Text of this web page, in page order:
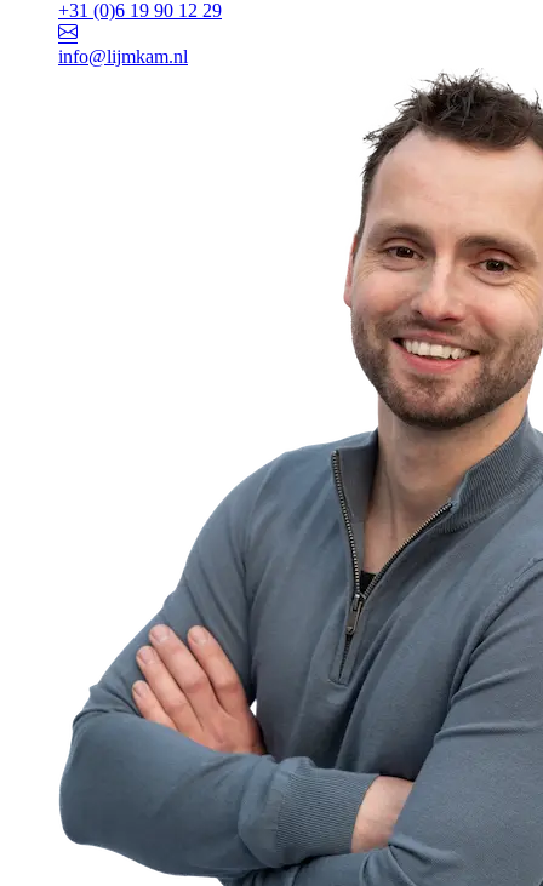
+31 (0)6 19 90 12 29
info@lijmkam.nl